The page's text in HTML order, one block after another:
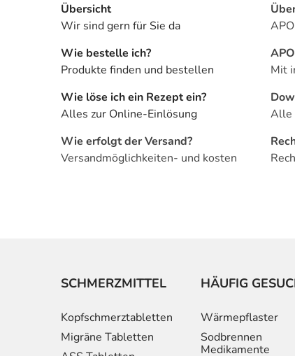
Übersicht
Wir sind gern für Sie da
Wie bestelle ich?
Produkte finden und bestellen
Wie löse ich ein Rezept ein?
Alles zur Online-Einlösung
Wie erfolgt der Versand?
Versandmöglichkeiten- und kosten
Mit
Alle
SCHMERZMITTEL
Kopfschmerztabletten
Migräne Tabletten
HÄUFIG
Wärmepflaster
Sodbrennen
Medikamente